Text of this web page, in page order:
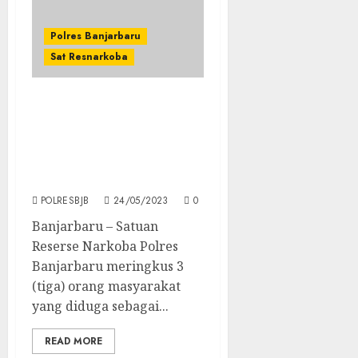
Polres Banjarbaru
Sat Resnarkoba
POLRESBJB 24/05/2023 0
Banjarbaru – Satuan
Reserse Narkoba Polres
Banjarbaru meringkus 3
(tiga) orang masyarakat
yang diduga sebagai...
READ MORE